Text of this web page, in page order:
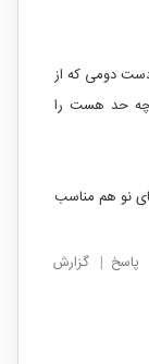
دست دومی که از
چه حد هست را
نو هم مناسب
پاسخ | گزارش